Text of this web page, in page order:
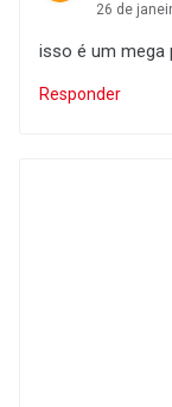
26 de
isso é um mega
Responder